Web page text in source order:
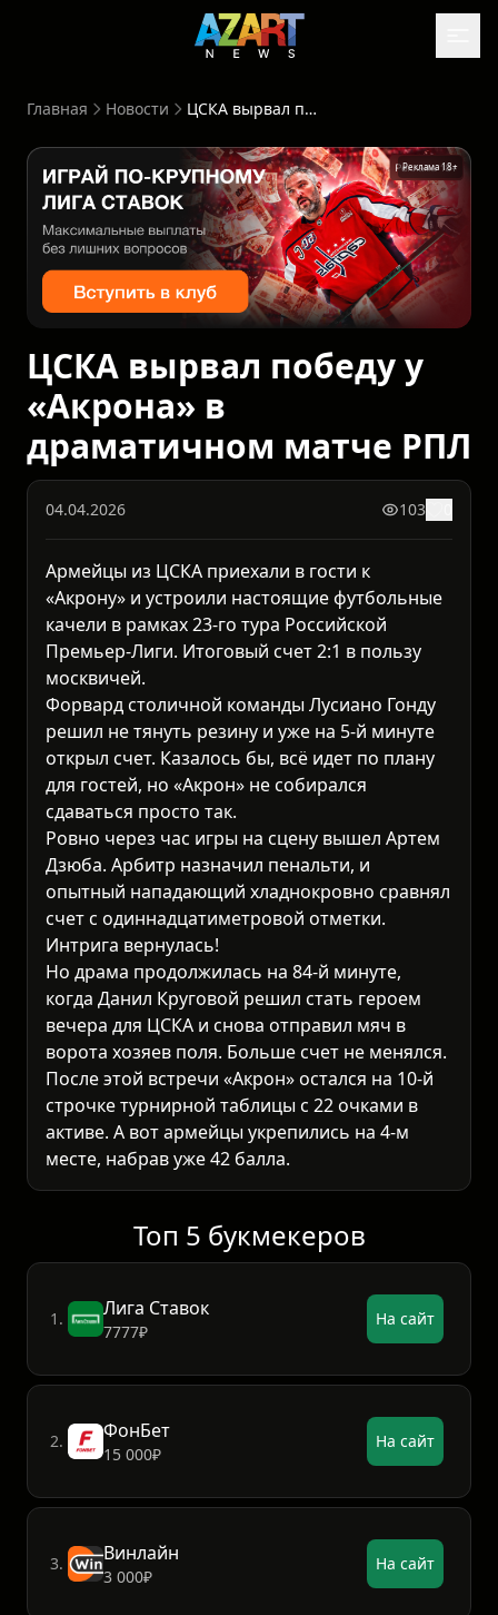
Главная Новости ЦСКА вырвал победу у «Акрона» в драматичном матче РПЛ
Реклама 18+
ЦСКА вырвал победу у
«Акрона» в
драматичном матче РПЛ
04.04.2026 103
Армейцы из ЦСКА приехали в гости к
«Акрону» и устроили настоящие футбольные
качели в рамках 23-го тура Российской
Премьер-Лиги. Итоговый счет 2:1 в пользу
москвичей.
Форвард столичной команды Лусиано Гонду
решил не тянуть резину и уже на 5-й минуте
открыл счет. Казалось бы, всё идет по плану
для гостей, но «Акрон» не собирался
сдаваться просто так.
Ровно через час игры на сцену вышел Артем
Дзюба. Арбитр назначил пенальти, и
опытный нападающий хладнокровно сравнял
счет с одиннадцатиметровой отметки.
Интрига вернулась!
Но драма продолжилась на 84-й минуте,
когда Данил Круговой решил стать героем
вечера для ЦСКА и снова отправил мяч в
ворота хозяев поля. Больше счет не менялся.
После этой встречи «Акрон» остался на 10-й
строчке турнирной таблицы с 22 очками в
активе. А вот армейцы укрепились на 4-м
месте, набрав уже 42 балла.
Топ 5 букмекеров
1. Лига Ставок
7777₽
На сайт
2. ФонБет
15 000₽
На сайт
3. Винлайн
3 000₽
На сайт